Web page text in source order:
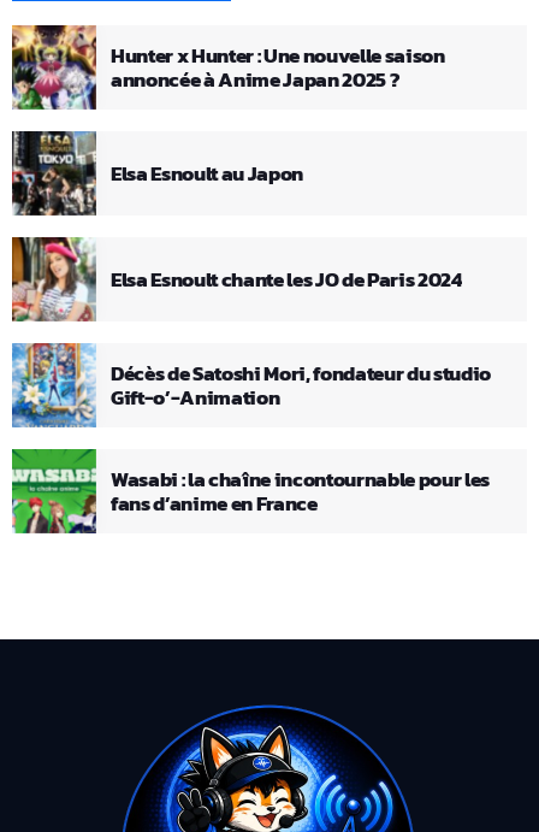
Hunter x Hunter : Une nouvelle saison
annoncée à Anime Japan 2025 ?
Elsa Esnoult au Japon
Elsa Esnoult chante les JO de Paris 2024
Décès de Satoshi Mori, fondateur du studio
Gift-o’-Animation
Wasabi : la chaîne incontournable pour les
fans d’anime en France